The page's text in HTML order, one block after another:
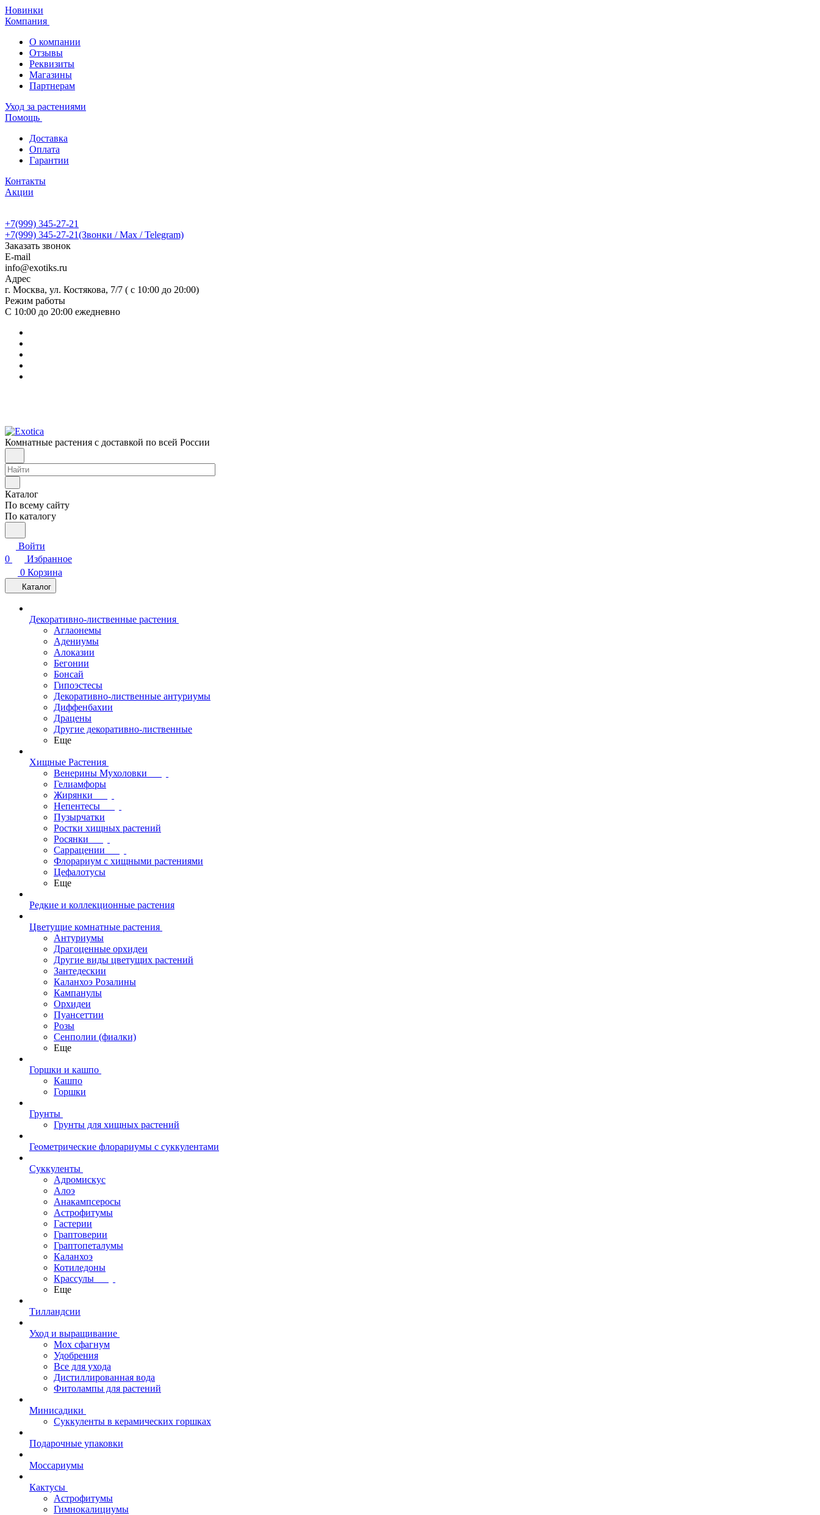
Новинки
Компания
О компании
Отзывы
Реквизиты
Магазины
Партнерам
Уход за растениями
Помощь
Доставка
Оплата
Гарантии
Контакты
Акции
+7(999) 345-27-21
+7(999) 345-27-21(Звонки / Max / Telegram)
Заказать звонок
E-mail
info@exotiks.ru
Адрес
г. Москва, ул. Костякова, 7/7 ( с 10:00 до 20:00)
Режим работы
С 10:00 до 20:00 ежедневно
Комнатные растения с доставкой по всей России
Каталог
По всему сайту
По каталогу
Войти
0
Избранное
0 Корзина
Каталог
Декоративно-лиственные растения
Аглаонемы
Адениумы
Алоказии
Бегонии
Бонсай
Гипоэстесы
Декоративно-лиственные антуриумы
Диффенбахии
Драцены
Другие декоративно-лиственные
Еще
Хищные Растения
Венерины Мухоловки
Гелиамфоры
Жирянки
Непентесы
Пузырчатки
Ростки хищных растений
Росянки
Саррацении
Флорариум с хищными растениями
Цефалотусы
Еще
Редкие и коллекционные растения
Цветущие комнатные растения
Антуриумы
Драгоценные орхидеи
Другие виды цветущих растений
Зантедескии
Каланхоэ Розалины
Кампанулы
Орхидеи
Пуансеттии
Розы
Сенполии (фиалки)
Еще
Горшки и кашпо
Кашпо
Горшки
Грунты
Грунты для хищных растений
Геометрические флорариумы с суккулентами
Суккуленты
Адромискус
Алоэ
Анакампсеросы
Астрофитумы
Гастерии
Граптоверии
Граптопеталумы
Каланхоэ
Котиледоны
Крассулы
Еще
Тилландсии
Уход и выращивание
Мох сфагнум
Удобрения
Все для ухода
Дистиллированная вода
Фитолампы для растений
Минисадики
Суккуленты в керамических горшках
Подарочные упаковки
Моссариумы
Кактусы
Астрофитумы
Гимнокалициумы